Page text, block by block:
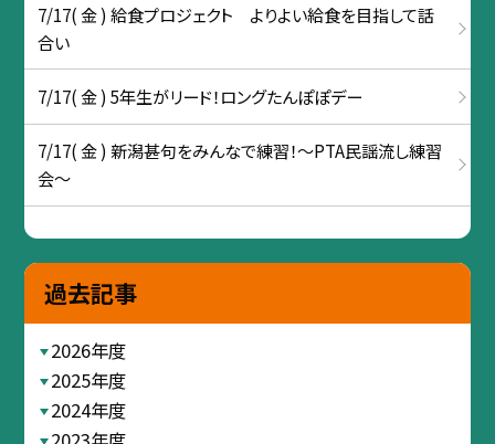
7/17( 金 ) 給食プロジェクト よりよい給食を目指して話
合い
7/17( 金 ) 5年生がリード！ロングたんぽぽデー
7/17( 金 ) 新潟甚句をみんなで練習！～PTA民謡流し練習
会～
過去記事
2026年度
2025年度
2024年度